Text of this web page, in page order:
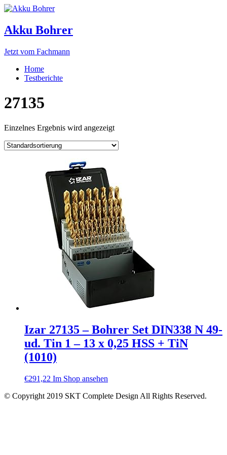
Akku Bohrer
Jetzt vom Fachmann
Home
Testberichte
27135
Einzelnes Ergebnis wird angezeigt
Izar 27135 – Bohrer Set DIN338 N 49-
ud. Tin 1 – 13 x 0,25 HSS + TiN
(1010)
€291,22 Im Shop ansehen
© Copyright 2019 SKT Complete Design All Rights Reserved.